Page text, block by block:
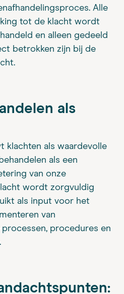
Alle
tot de klacht wordt
en alleen gedeeld
betrokken zijn bij de
als
klachten als waardevolle
als een
van onze
wordt zorgvuldig
als input voor het
van
procedures en